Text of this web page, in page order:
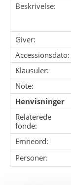
Beskrivelse:
Giver:
Accessionsdato:
Klausuler:
Note:
Henvisninger
Relaterede
fonde:
Emneord:
Personer: